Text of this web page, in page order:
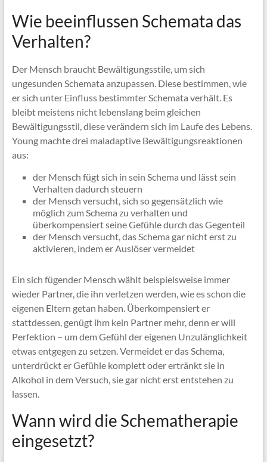
Wie beeinflussen Schemata das
Verhalten?
Der Mensch braucht Bewältigungsstile, um sich
ungesunden Schemata anzupassen. Diese bestimmen, wie
er sich unter Einfluss bestimmter Schemata verhält. Es
bleibt meistens nicht lebenslang beim gleichen
Bewältigungsstil, diese verändern sich im Laufe des Lebens.
Young machte drei maladaptive Bewältigungsreaktionen
aus:
der Mensch fügt sich in sein Schema und lässt sein
Verhalten dadurch steuern
der Mensch versucht, sich so gegensätzlich wie
möglich zum Schema zu verhalten und
überkompensiert seine Gefühle durch das Gegenteil
der Mensch versucht, das Schema gar nicht erst zu
aktivieren, indem er Auslöser vermeidet
Ein sich fügender Mensch wählt beispielsweise immer
wieder Partner, die ihn verletzen werden, wie es schon die
eigenen Eltern getan haben. Überkompensiert er
stattdessen, genügt ihm kein Partner mehr, denn er will
Perfektion – um dem Gefühl der eigenen Unzulänglichkeit
etwas entgegen zu setzen. Vermeidet er das Schema,
unterdrückt er Gefühle komplett oder ertränkt sie in
Alkohol in dem Versuch, sie gar nicht erst entstehen zu
lassen.
Wann wird die Schematherapie
eingesetzt?